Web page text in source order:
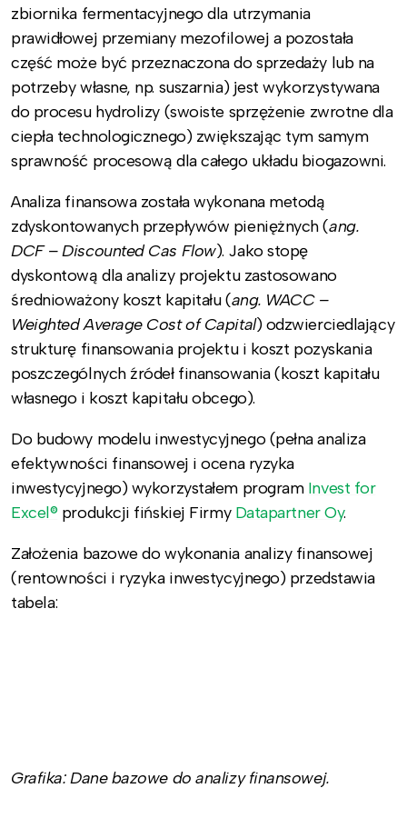
zbiornika fermentacyjnego dla utrzymania
prawidłowej przemiany mezofilowej a pozostała
część może być przeznaczona do sprzedaży lub na
potrzeby własne, np. suszarnia) jest wykorzystywana
do procesu hydrolizy (swoiste sprzężenie zwrotne dla
ciepła technologicznego) zwiększając tym samym
sprawność procesową dla całego układu biogazowni.
Analiza finansowa została wykonana metodą
zdyskontowanych przepływów pieniężnych (ang.
DCF – Discounted Cas Flow). Jako stopę
dyskontową dla analizy projektu zastosowano
średnioważony koszt kapitału (ang. WACC –
Weighted Average Cost of Capital) odzwierciedlający
strukturę finansowania projektu i koszt pozyskania
poszczególnych źródeł finansowania (koszt kapitału
własnego i koszt kapitału obcego).
Do budowy modelu inwestycyjnego (pełna analiza
efektywności finansowej i ocena ryzyka
inwestycyjnego) wykorzystałem program Invest for
Excel® produkcji fińskiej Firmy Datapartner Oy.
Założenia bazowe do wykonania analizy finansowej
(rentowności i ryzyka inwestycyjnego) przedstawia
tabela:
Grafika: Dane bazowe do analizy finansowej.